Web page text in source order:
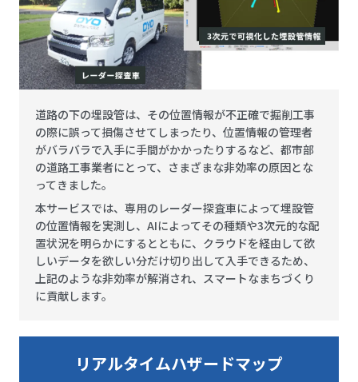
道路の下の埋設管は、その位置情報が不正確で掘削工事
の際に誤って損傷させてしまったり、位置情報の管理者
がバラバラで入手に手間がかかったりするなど、都市部
の道路工事業者にとって、さまざまな非効率の原因とな
ってきました。
本サービスでは、専用のレーダー探査車によって埋設管
の位置情報を実測し、AIによってその種類や3次元的な配
置状況を明らかにするとともに、クラウドを経由して欲
しいデータを欲しい分だけ切り出して入手できるため、
上記のような非効率が解消され、スマートなまちづくり
に貢献します。
リアルタイムハザードマップ